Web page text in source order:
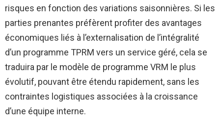
risques en fonction des variations saisonnières. Si les
parties prenantes préfèrent profiter des avantages
économiques liés à l’externalisation de l’intégralité
d’un programme TPRM vers un service géré, cela se
traduira par le modèle de programme VRM le plus
évolutif, pouvant être étendu rapidement, sans les
contraintes logistiques associées à la croissance
d’une équipe interne.